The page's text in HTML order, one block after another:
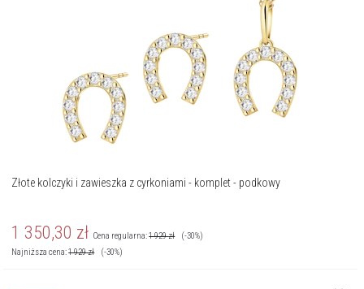
Złote kolczyki i zawieszka z cyrkoniami - komplet - podkowy
1 350,30 zł Cena regularna:1 929zł
(-30%)
Najniższa cena:1 929zł (-30%)